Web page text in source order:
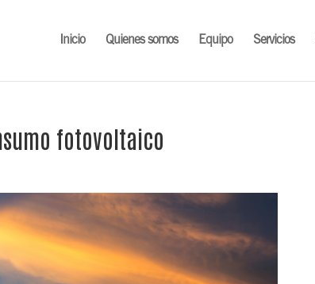
Inicio Quienes somos Equipo Servicios
fotovoltaico